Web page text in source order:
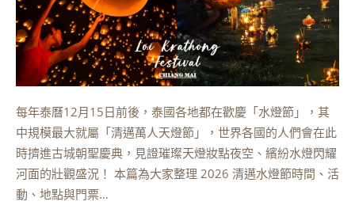
每年泰曆12月15日前後，泰國各地都在歡慶「水燈節」，其
中規模最大就屬「清邁萬人天燈節」，世界各國的人們會在此
時擠進古城朝聖慶典，見證璀璨天燈妝點夜空、繽紛水燈閃耀
河面的壯觀盛況！ 本篇為大家整理 2026 清邁水燈節時間、活
動、地點與門票…